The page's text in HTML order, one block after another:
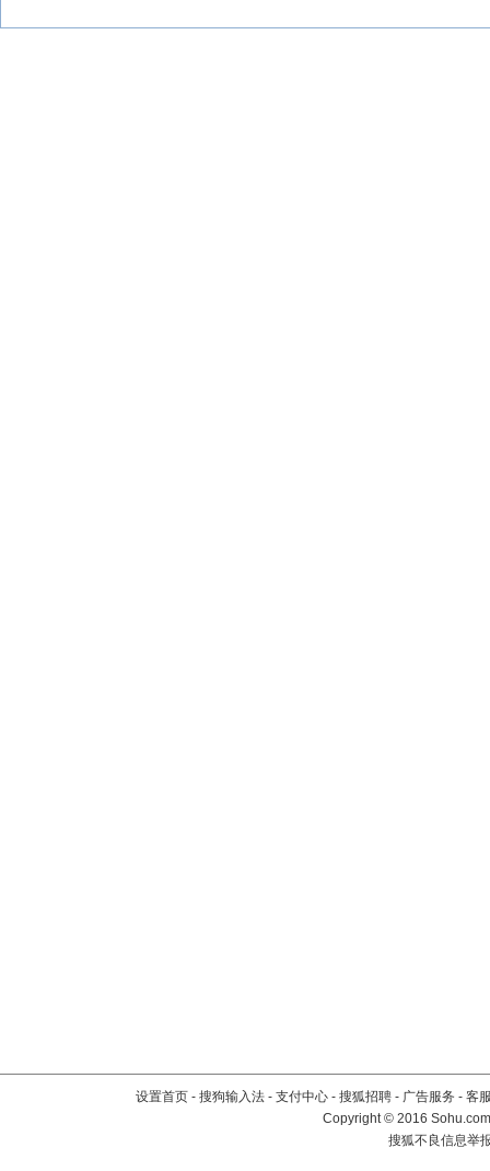
设置首页 - 搜狗输入法 - 支付中心 - 搜狐招聘 - 广告服务 - 客
Copyright©2016
搜狐不良信息举